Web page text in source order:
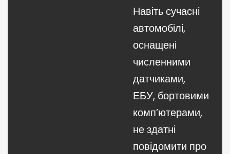
Навіть сучасні
автомобілі,
оснащені
численними
датчиками,
ЕБУ, бортовими
комп’ютерами,
не здатні
повідомити про